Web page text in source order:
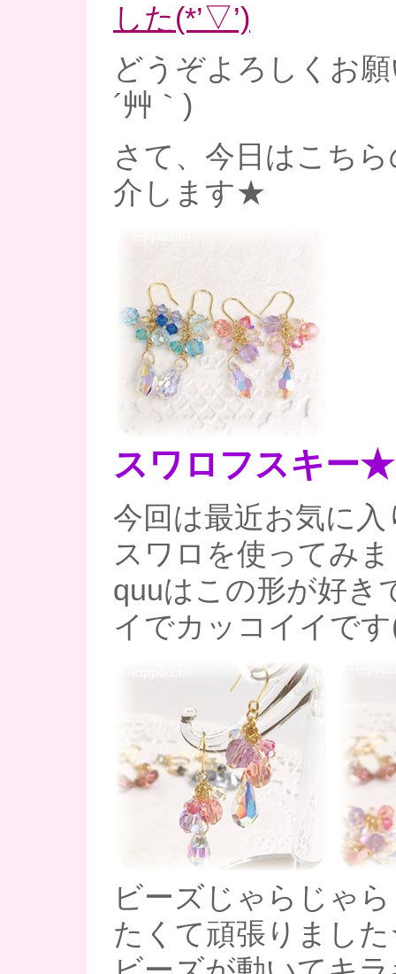
した(*’▽’)
どうぞよろしくお
´艸｀)
さて、今日はこち
介します★
スワロフスキー
今回は最近お気に
スワロを使ってみ
quuはこの形が好き
イでカッコイイで
ビーズじゃらじゃ
たくて頑張りまし